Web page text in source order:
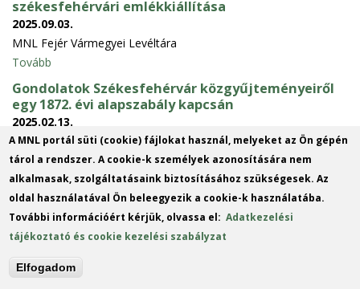
székesfehérvári emlékkiállítása
2025.09.03.
MNL Fejér Vármegyei Levéltára
Tovább
Gondolatok Székesfehérvár közgyűjteményeiről
egy 1872. évi alapszabály kapcsán
2025.02.13.
MNL Fejér Vármegyei Levéltára
Tovább
Évfordulók: Báthory István Erdély fejedelme 450 és
Lengyelország királya 445
2021.05.27.
450 éve, 1571. május 25-én választották Erdély fejedelmévé, és
445 éve, 1576. május 1-én, a Wawel székesegyházban...
Tovább
A MNL portál süti (cookie) fájlokat használ, melyeket az Ön gépén
tárol a rendszer. A cookie-k személyek azonosítására nem
alkalmasak, szolgáltatásaink biztosításához szükségesek. Az
oldal használatával Ön beleegyezik a cookie-k használatába.
További információért kérjük, olvassa el:Adatkezelési
tájékoztató és cookie kezelési szabályzat
Elfogadom